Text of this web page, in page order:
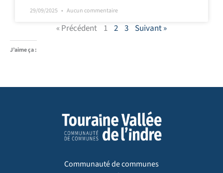
29/09/2025 Aucun commentaire
« Précédent 1 2 3 Suivant »
J’aime ça :
Communauté de communes